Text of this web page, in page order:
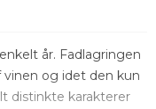
år. Fadlagringen
og idet den kun
distinkte karakterer